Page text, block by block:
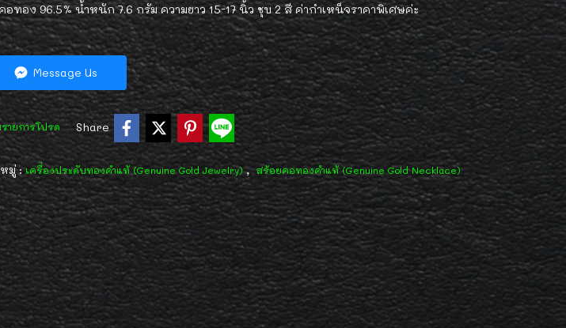
อทอง 96.5% น้ำหนัก 7.6 กรัม ความยาว 15-17 นิ้ว ชุบ 2 สี ค่ากำเหน็จราคาพิเศษค่ะ
Message Us
ายการโปรด Share
มู่ :เครื่องประดับทองคำแท้ (Genuine Gold Jewelry), สร้อยคอทองคำแท้ (Genuine Gold Necklace)